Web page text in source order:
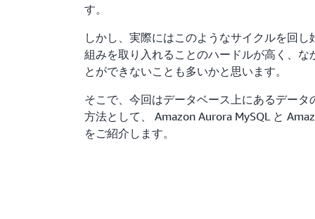
す。
しかし、実際にはこのようなサイクルを回
組みを取り入れることのハードルが高く、
とができないことも多いかと思います。
そこで、今回はデータベース上にあるデー
方法として、 Amazon Aurora MySQL と
をご紹介します。